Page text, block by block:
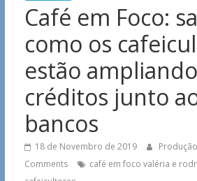
Café em Foco:
como os
estão
créditos junto
bancos
18 de Novembro de 2019
Comments
café em foco valéria e